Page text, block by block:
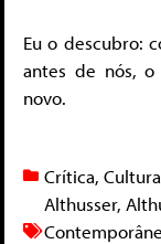
Eu o descubro:
antes de nós,
novo.
Crítica, Cultura
Althusser,